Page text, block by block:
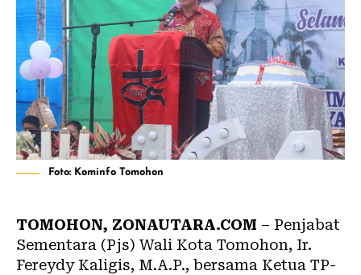
Foto: Kominfo Tomohon
TOMOHON, ZONAUTARA.COM – Penjabat
Sementara (Pjs) Wali Kota Tomohon, Ir.
Fereydy Kaligis, M.A.P., bersama Ketua TP-